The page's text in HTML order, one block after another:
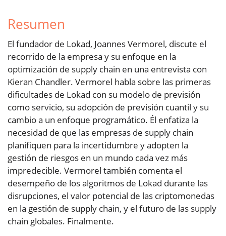
Resumen
El fundador de Lokad, Joannes Vermorel, discute el
recorrido de la empresa y su enfoque en la
optimización de supply chain en una entrevista con
Kieran Chandler. Vermorel habla sobre las primeras
dificultades de Lokad con su modelo de previsión
como servicio, su adopción de previsión cuantil y su
cambio a un enfoque programático. Él enfatiza la
necesidad de que las empresas de supply chain
planifiquen para la incertidumbre y adopten la
gestión de riesgos en un mundo cada vez más
impredecible. Vermorel también comenta el
desempeño de los algoritmos de Lokad durante las
disrupciones, el valor potencial de las criptomonedas
en la gestión de supply chain, y el futuro de las supply
chain globales. Finalmente.